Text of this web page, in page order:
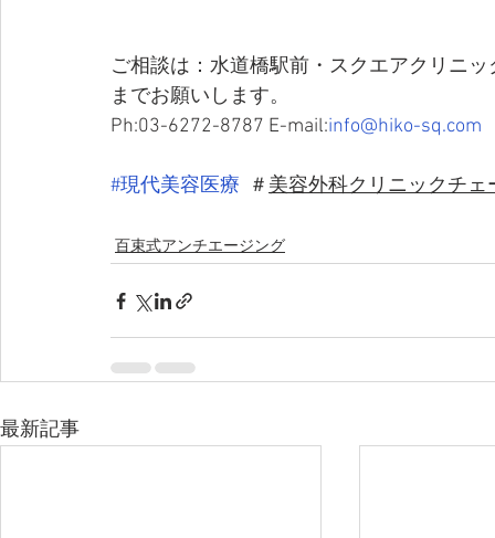
ご相談は：水道橋駅前・スクエアクリニ
までお願いします。
Ph:03-6272-8787 E-mail:info@hiko-sq.com
#現代美容医療
  ＃
美容外科クリニックチ
百束式アンチエージング
最新記事